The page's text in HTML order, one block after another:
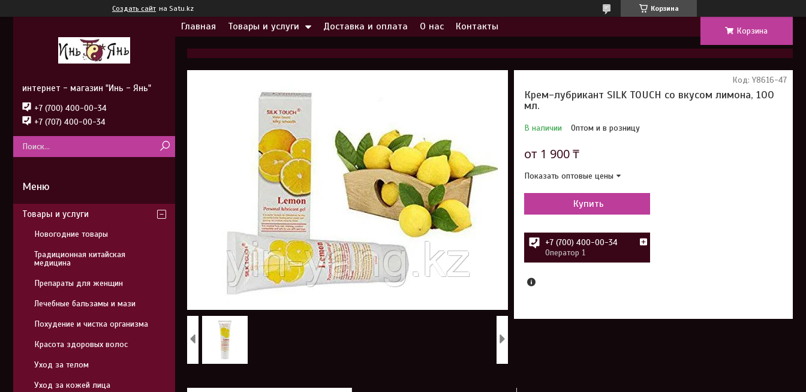
Создать сайт на Satu.kz Корзина
Главная Товары и услуги Доставка и оплата О нас Контакты Корзина
Крем-лубрикант SILK TOUCH со вкусом лимона, 100
мл.
В наличии Оптом и в розницу
Код: Y8616-47
от 1 900 ₸
Показать оптовые цены
Купить
+7 (700) 400-00-34
Оператор 1
интернет - магазин "Инь - Янь"
+7 (700) 400-00-34
+7 (707) 400-00-34
Товары и услуги
Новогодние товары
Традиционная китайская
медицина
Препараты для женщин
Лечебные бальзамы и мази
Похудение и чистка организма
Красота здоровых волос
Уход за телом
Уход за кожей лица